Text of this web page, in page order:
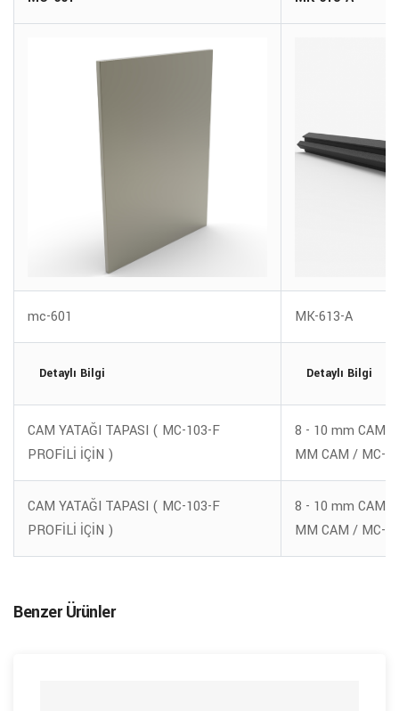
mc-601 MK-613-A
Detaylı Bilgi Detaylı Bilgi
CAM YATAĞI TAPASI ( MC-103-F
PROFİLİ İÇİN )
8 - 10 mm CAM
MM CAM / MC-
CAM YATAĞI TAPASI ( MC-103-F
PROFİLİ İÇİN )
8 - 10 mm CAM
MM CAM / MC-
Benzer Ürünler